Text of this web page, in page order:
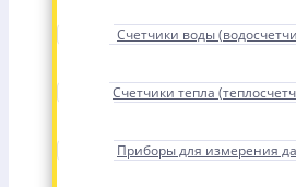
Счетчики воды
Счетчики тепла
Приборы для измерения